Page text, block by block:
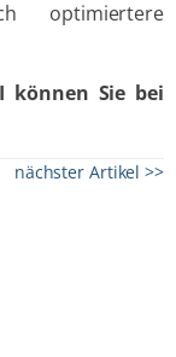
optimiertere
können Sie bei
nächster Artikel >>